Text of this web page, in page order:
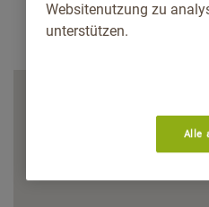
Websitenutzung zu
unterstützen.
Alle